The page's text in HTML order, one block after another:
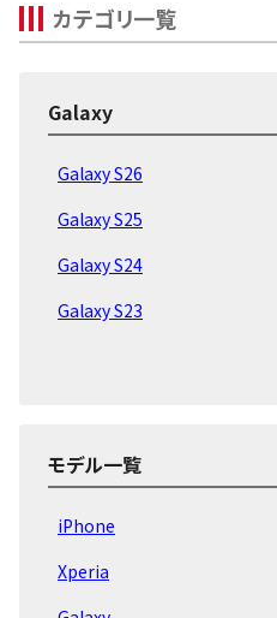
カテゴリ一覧
Galaxy
Galaxy S26
Galaxy S25
Galaxy S24
Galaxy S23
Galaxy Z Flip
Galaxy Z Fold
Galaxy Note20
モデル一覧
iPhone
Xperia